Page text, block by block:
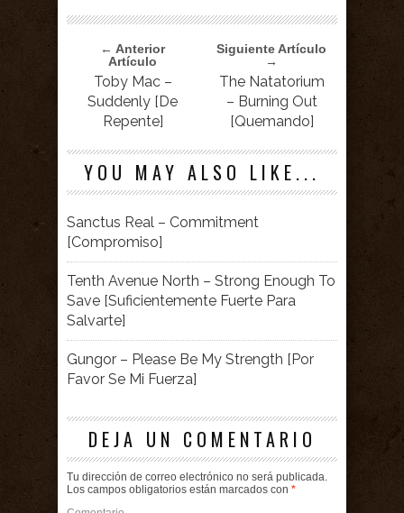
← Anterior
Artículo
Toby Mac –
Suddenly [De
Repente]
Siguiente Artículo
→
The Natatorium
– Burning Out
[Quemando]
YOU MAY ALSO LIKE...
Sanctus Real – Commitment
[Compromiso]
Tenth Avenue North – Strong Enough To
Save [Suficientemente Fuerte Para
Salvarte]
Gungor – Please Be My Strength [Por
Favor Se Mi Fuerza]
DEJA UN COMENTARIO
Tu dirección de correo electrónico no será publicada.
Los campos obligatorios están marcados con *